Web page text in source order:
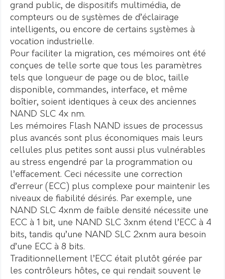
grand public, de dispositifs multimédia, de
compteurs ou de systèmes de d’éclairage
intelligents, ou encore de certains systèmes à
vocation industrielle.
Pour faciliter la migration, ces mémoires ont été
conçues de telle sorte que tous les paramètres
tels que longueur de page ou de bloc, taille
disponible, commandes, interface, et même
boîtier, soient identiques à ceux des anciennes
NAND SLC 4x nm.
Les mémoires Flash NAND issues de processus
plus avancés sont plus économiques mais leurs
cellules plus petites sont aussi plus vulnérables
au stress engendré par la programmation ou
l’effacement. Ceci nécessite une correction
d’erreur (ECC) plus complexe pour maintenir les
niveaux de fiabilité désirés. Par exemple, une
NAND SLC 4xnm de faible densité nécessite une
ECC à 1 bit, une NAND SLC 3xnm étend l’ECC à 4
bits, tandis qu’une NAND SLC 2xnm aura besoin
d’une ECC à 8 bits.
Traditionnellement l’ECC était plutôt gérée par
les contrôleurs hôtes, ce qui rendait souvent le